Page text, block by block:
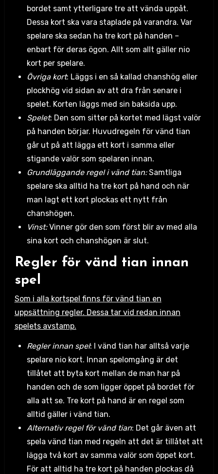
bordet samt ytterligare tre att vända uppåt.
Dessa kort ska vara staplade på varandra. Var
spelare ska sedan ha tre kort på handen –
enbart för deras ögon. Allt som allt gäller nio
kort per spelare.
Övriga kort: Läggs i en så kallad chanshög eller
plockhög vid sidan av att dra från senare i
spelet. Korten läggs med sin baksida upp.
Spelet: Den som sitter på kortet med lägst valör
på handen börjar. Huvudregeln för vänd tian
går ut på att lägga ett kort i samma eller
stigande valör som spelaren innan.
Grundläggande regel i vänd tian:Samtliga
spelare ska alltid ha tre kort på hand och när
man lagt ett kort plockas ett nytt från
chanshögen.
Vinst:Vinner gör den som först blir av med alla
sina kort och chanshögen är slut.
Regler för vänd tian innan
spel
Som i alla kortspel finns för vänd tian en
uppsättning regler. Dessa tar vid redan innan
spelets avstamp.
Regler innan spel: I vänd tian har alltså varje
spelare nio kort. Innan spelomgång är det
tillåtet att byta kort mellan de man har på
handen och de som ligger öppet på bordet för
alla att se. Tre kort på hand är en regel som
alltid gäller i vänd tian.
Alternativ regel för vänd tian: Det går även att
spela vänd tian med regeln att det är tillåtet att
lägga två kort av samma valör som öppet kort.
För att alltid ha tre kort på handen plockas då